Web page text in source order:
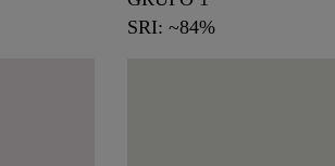
SRI: ~84%